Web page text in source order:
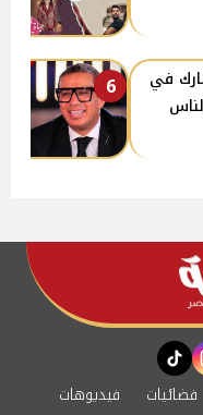
6
في
tiktok
فضائيات فيديوهات